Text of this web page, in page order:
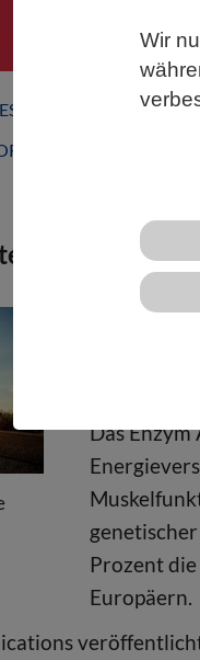
Wir
VBIO
verringert
Das
Prozent
Europäern.